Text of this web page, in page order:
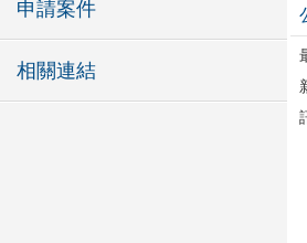
申請案件
相關連結